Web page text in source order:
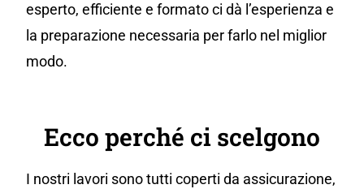
esperto, efficiente e formato ci dà l’esperienza e
la preparazione necessaria per farlo nel miglior
modo.
Ecco perché ci scelgono
I nostri lavori sono tutti coperti da assicurazione,